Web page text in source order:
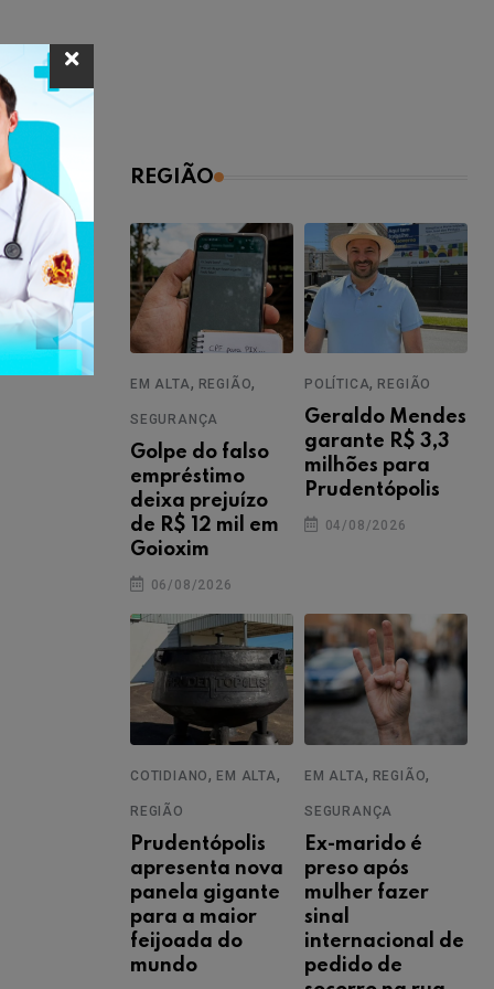
...
REGIÃO
EM ALTA, REGIÃO,
SEGURANÇA
Golpe do falso
empréstimo
deixa prejuízo
de R$ 12 mil em
Goioxim
06/08/2026
POLÍTICA, REGIÃO
Geraldo Mendes
garante R$ 3,3
milhões para
Prudentópolis
04/08/2026
COTIDIANO , EM ALTA ,
REGIÃO
Prudentópolis
apresenta nova
panela gigante
para a maior
feijoada do
mundo
EM ALTA , REGIÃO,
SEGURANÇA
Ex-marido é
preso após
mulher fazer
sinal
internacional de
pedido de